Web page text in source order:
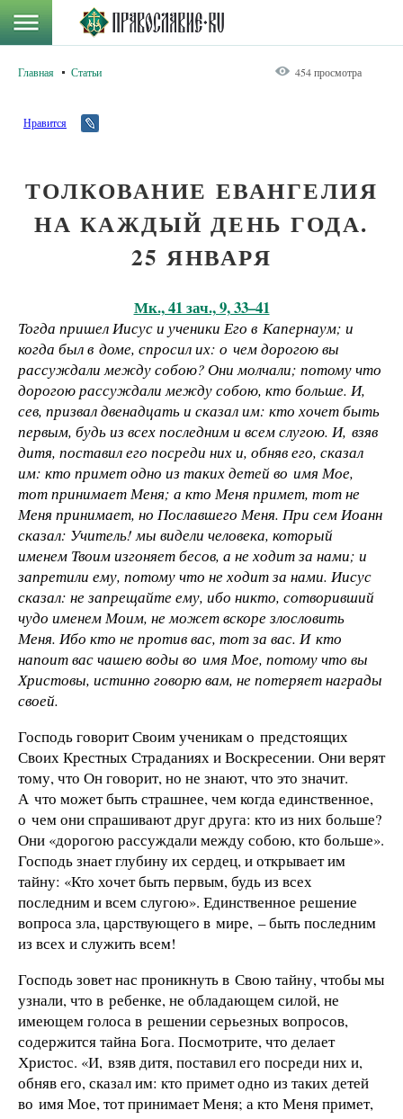
Главная Статьи 454 просмотра
Нравится
ТОЛКОВАНИЕ ЕВАНГЕЛИЯ
НА КАЖДЫЙ ДЕНЬ ГОДА.
25 ЯНВАРЯ
Мк., 41 зач., 9, 33–41
Тогда пришел Иисус и ученики Его в Капернаум; и
когда был в доме, спросил их: о чем дорогою вы
рассуждали между собою? Они молчали; потому что
дорогою рассуждали между собою, кто больше. И,
сев, призвал двенадцать и сказал им: кто хочет быть
первым, будь из всех последним и всем слугою. И, взяв
дитя, поставил его посреди них и, обняв его, сказал
им: кто примет одно из таких детей во имя Мое,
тот принимает Меня; а кто Меня примет, тот не
Меня принимает, но Пославшего Меня. При сем Иоанн
сказал: Учитель! мы видели человека, который
именем Твоим изгоняет бесов, а не ходит за нами; и
запретили ему, потому что не ходит за нами. Иисус
сказал: не запрещайте ему, ибо никто, сотворивший
чудо именем Моим, не может вскоре злословить
Меня. Ибо кто не против вас, тот за вас. И кто
напоит вас чашею воды во имя Мое, потому что вы
Христовы, истинно говорю вам, не потеряет награды
своей.
Господь говорит Своим ученикам о предстоящих
Своих Крестных Страданиях и Воскресении. Они верят
тому, что Он говорит, но не знают, что это значит.
А что может быть страшнее, чем когда единственное,
о чем они спрашивают друг друга: кто из них больше?
Они «дорогою рассуждали между собою, кто больше».
Господь знает глубину их сердец, и открывает им
тайну: «Кто хочет быть первым, будь из всех
последним и всем слугою». Единственное решение
вопроса зла, царствующего в мире, – быть последним
из всех и служить всем!
Господь зовет нас проникнуть в Свою тайну, чтобы мы
узнали, что в ребенке, не обладающем силой, не
имеющем голоса в решении серьезных вопросов,
содержится тайна Бога. Посмотрите, что делает
Христос. «И, взяв дитя, поставил его посреди них и,
обняв его, сказал им: кто примет одно из таких детей
во имя Мое, тот принимает Меня; а кто Меня примет,